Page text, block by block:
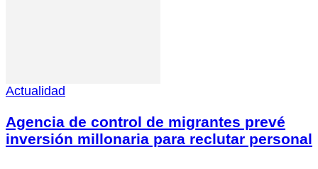
Actualidad
Agencia de control de migrantes prevé
inversión millonaria para reclutar personal